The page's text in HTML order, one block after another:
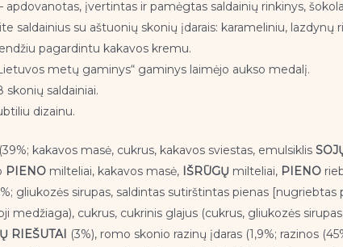
apdovanotas, įvertintas ir pamėgtas saldainių rinkinys,
saldainius su aštuonių skonių įdarais: karameliniu,
pagardintu kakavos kremu.
metų gaminys“ gaminys laimėjo aukso medalį.
saldainiai.
dizainu.
kakavos masė, cukrus, kakavos sviestas, emulsiklis
PIENO milteliai, kakavos masė, IŠRŪGŲ milteliai, PIENO
gliukozės sirupas, saldintas sutirštintas pienas
medžiaga), cukrus, cukrinis glajus (cukrus, gliukozės
RIEŠUTAI (3%), romo skonio razinų įdaras (1,9%; razinos